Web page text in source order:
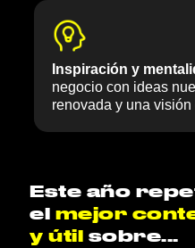
Inspiración y
negocio con ideas
renovada y una
Este año
el mejor
y útil
sobre...